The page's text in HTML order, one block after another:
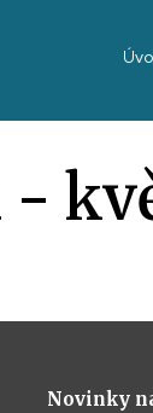
Novinky